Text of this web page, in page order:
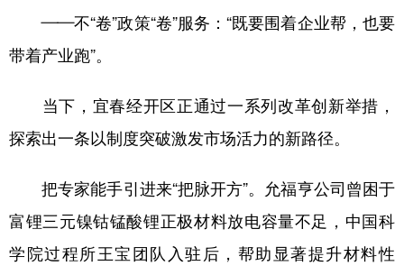
——不“卷”政策“卷”服务：“既要围着企业帮，也要
带着产业跑”。
当下，宜春经开区正通过一系列改革创新举措，
探索出一条以制度突破激发市场活力的新路径。
把专家能手引进来“把脉开方”。允福亨公司曾困于
富锂三元镍钴锰酸锂正极材料放电容量不足，中国科
学院过程所王宝团队入驻后，帮助显著提升材料性